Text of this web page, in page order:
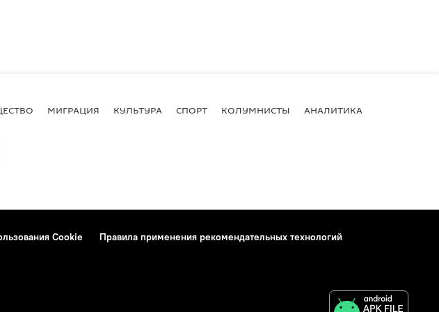
МИГРАЦИЯ КУЛЬТУРА СПОРТ КОЛУМНИСТЫ АНАЛИТИКА
Cookie
Правила применения рекомендательных технологий